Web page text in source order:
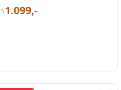
1.099,-